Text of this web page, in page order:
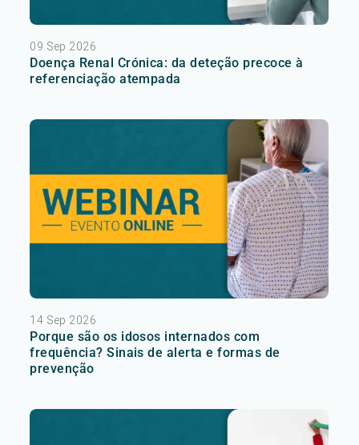
09 Sep 2026
Doença Renal Crónica: da deteção precoce à
referenciação atempada
14 Sep 2026
Porque são os idosos internados com
frequência? Sinais de alerta e formas de
prevenção